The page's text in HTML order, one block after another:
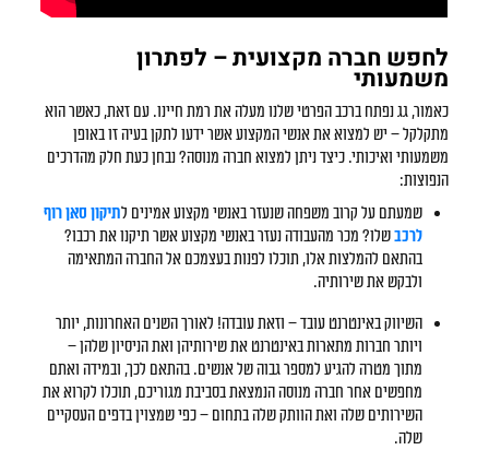
לחפש חברה מקצועית – לפתרון
משמעותי
כאמור, גג נפתח ברכב הפרטי שלנו מעלה את רמת חיינו. עם זאת, כאשר הוא
מתקלקל – יש למצוא את אנשי המקצוע אשר ידעו לתקן בעיה זו באופן
משמעותי ואיכותי. כיצד ניתן למצוא חברה מנוסה? נבחן כעת חלק מהדרכים
הנפוצות:
שמעתם על קרוב משפחה שנעזר באנשי מקצוע אמינים לתיקון סאן רוף
לרכבשלו? מכר מהעבודה נעזר באנשי מקצוע אשר תיקנו את רכבו?
בהתאם להמלצות אלו, תוכלו לפנות בעצמכם אל החברה המתאימה
ולבקש את שירותיה.
השיווק באינטרנט עובד – וזאת עובדה! לאורך השנים האחרונות, יותר
ויותר חברות מתארות באינטרנט את שירותיהן ואת הניסיון שלהן –
מתוך מטרה להגיע למספר גבוה של אנשים. בהתאם לכך, ובמידה ואתם
מחפשים אחר חברה מנוסה הנמצאת בסביבת מגוריכם, תוכלו לקרוא את
השירותים שלה ואת הוותק שלה בתחום – כפי שמצוין בדפים העסקיים
שלה.